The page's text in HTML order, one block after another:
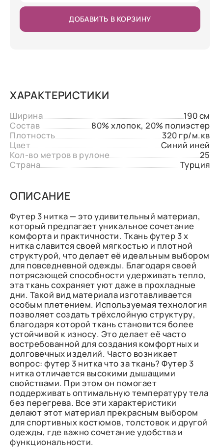
ДОБАВИТЬ В КОРЗИНУ
ХАРАКТЕРИСТИКИ
Ширина
190 см
Состав
80% хлопок, 20% полиэстер
Плотность
320 гр/м.кв
Цвет
Синий иней
Кол-во метров в рулоне
25
Страна
Турция
ОПИСАНИЕ
Футер 3 нитка — это удивительный материал,
который предлагает уникальное сочетание
комфорта и практичности. Ткань футер 3 х
нитка славится своей мягкостью и плотной
структурой, что делает её идеальным выбором
для повседневной одежды. Благодаря своей
потрясающей способности удерживать тепло,
эта ткань сохраняет уют даже в прохладные
дни. Такой вид материала изготавливается
особым плетением. Используемая технология
позволяет создать трёхслойную структуру,
благодаря которой ткань становится более
устойчивой к износу. Это делает её часто
востребованной для создания комфортных и
долговечных изделий. Часто возникает
вопрос: футер 3 нитка что за ткань? Футер 3
нитка отличается высокими дышащими
свойствами. При этом он помогает
поддерживать оптимальную температуру тела
без перегрева. Все эти характеристики
делают этот материал прекрасным выбором
для спортивных костюмов, толстовок и другой
одежды, где важно сочетание удобства и
функциональности.